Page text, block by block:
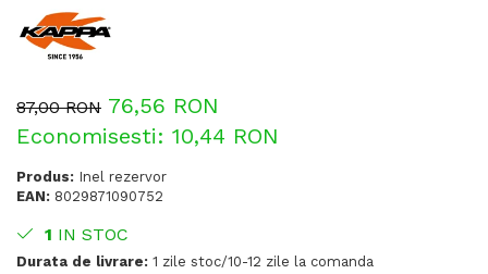
87,00 RON 76,56 RON
Economisesti: 10,44 RON
Produs: Inel rezervor
EAN: 8029871090752
1 IN STOC
Durata de livrare: 1 zile stoc/10-12 zile la comanda